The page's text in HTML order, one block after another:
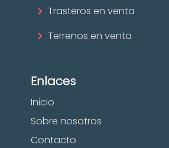
Trasteros en venta
Terrenos en venta
Enlaces
Inicio
Sobre nosotros
Contacto